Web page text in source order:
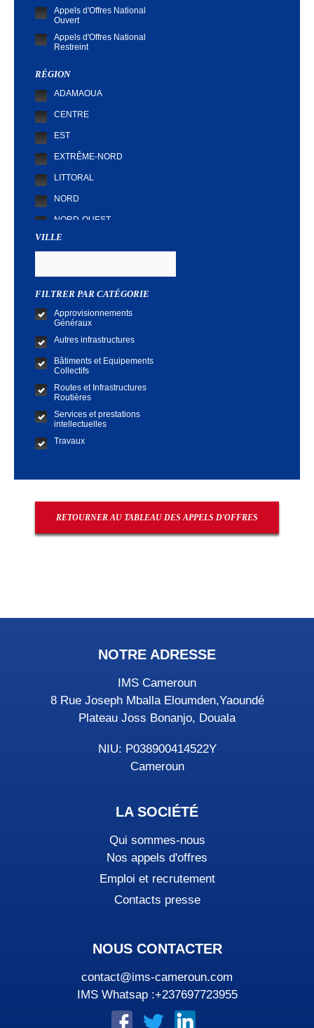
Appels d'Offres National
Ouvert
Appels d'Offres National
Restreint
RÉGION
ADAMAOUA
CENTRE
EST
EXTRÊME-NORD
LITTORAL
NORD
NORD-OUEST
SUD
VILLE
FILTRER PAR CATÉGORIE
Approvisionnements
Généraux
Autres infrastructures
Bâtiments et Equipements
Collectifs
Routes et Infrastructures
Routières
Services et prestations
intellectuelles
Travaux
RETOURNER AU TABLEAU DES APPELS D'OFFRES
NOTRE ADRESSE
IMS Cameroun
8 Rue Joseph Mballa Eloumden,Yaoundé
Plateau Joss Bonanjo, Douala
NIU: P038900414522Y
Cameroun
LA SOCIÉTÉ
Qui sommes-nous
Nos appels d'offres
Emploi et recrutement
Contacts presse
NOUS CONTACTER
contact@ims-cameroun.com
IMS Whatsap :+237697723955